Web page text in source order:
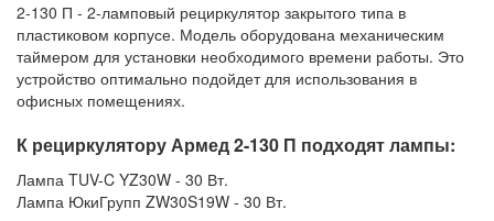
2-130 П - 2-ламповый рециркулятор закрытого типа в
пластиковом корпусе. Модель оборудована механическим
таймером для установки необходимого времени работы. Это
устройство оптимально подойдет для использования в
офисных помещениях.
К рециркулятору Армед 2-130 П подходят лампы:
Лампа TUV-C YZ30W - 30 Вт.
Лампа ЮкиГрупп ZW30S19W - 30 Вт.